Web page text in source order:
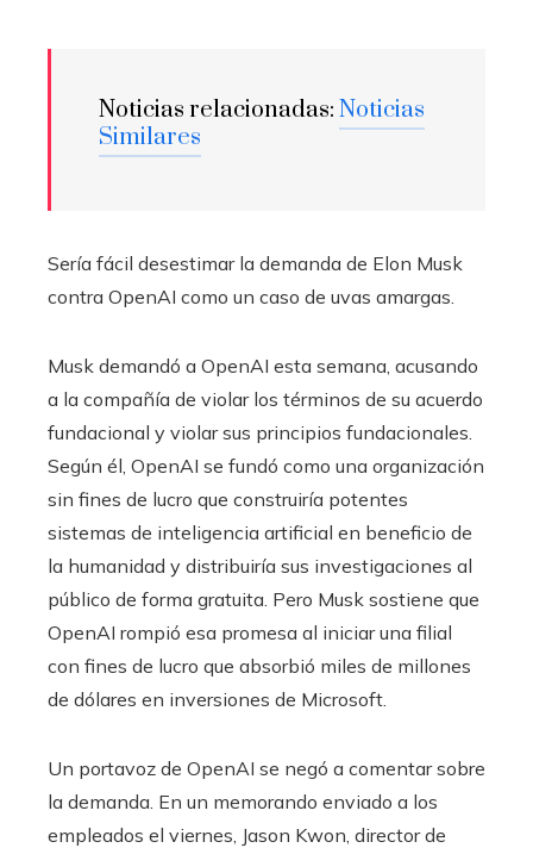
Noticias relacionadas: Noticias
Similares
Sería fácil desestimar la demanda de Elon Musk
contra OpenAI como un caso de uvas amargas.
Musk demandó a OpenAI esta semana, acusando
a la compañía de violar los términos de su acuerdo
fundacional y violar sus principios fundacionales.
Según él, OpenAI se fundó como una organización
sin fines de lucro que construiría potentes
sistemas de inteligencia artificial en beneficio de
la humanidad y distribuiría sus investigaciones al
público de forma gratuita. Pero Musk sostiene que
OpenAI rompió esa promesa al iniciar una filial
con fines de lucro que absorbió miles de millones
de dólares en inversiones de Microsoft.
Un portavoz de OpenAI se negó a comentar sobre
la demanda. En un memorando enviado a los
empleados el viernes, Jason Kwon, director de